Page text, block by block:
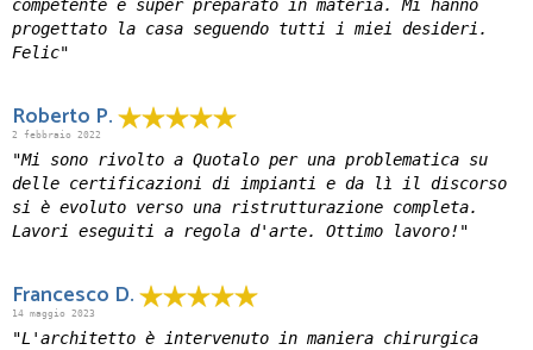
competente e super preparato in materia. Mi hanno
progettato la casa seguendo tutti i miei desideri.
Felic"
Roberto P.
2 febbraio 2022
"Mi sono rivolto a Quotalo per una problematica su
delle certificazioni di impianti e da lì il discorso
si è evoluto verso una ristrutturazione completa.
Lavori eseguiti a regola d'arte. Ottimo lavoro!"
Francesco D.
14 maggio 2023
"L'architetto è intervenuto in maniera chirurgica